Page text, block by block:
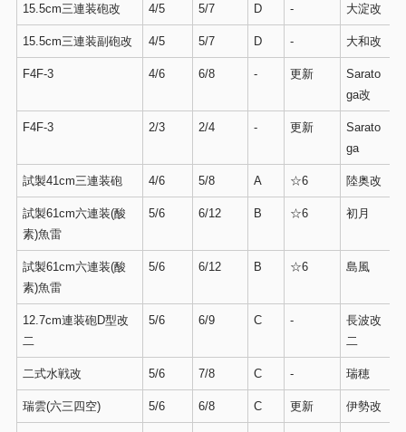
15.5cm三連装砲改 4/5 5/7 D - 大淀改
15.5cm三連装副砲改 4/5 5/7 D - 大和改
F4F-3 4/6 6/8 - 更新
Sarato
ga改
F4F-3 2/3 2/4 - 更新
Sarato
ga
試製41cm三連装砲 4/6 5/8 A ☆6 陸奥改
試製61cm六連装(酸
素)魚雷
5/6 6/12 B ☆6 初月
試製61cm六連装(酸
素)魚雷
5/6 6/12 B ☆6 島風
12.7cm連装砲D型改
二
5/6 6/9 C -
長波改
二
二式水戦改 5/6 7/8 C - 瑞穂
瑞雲(六三四空) 5/6 6/8 C 更新 伊勢改